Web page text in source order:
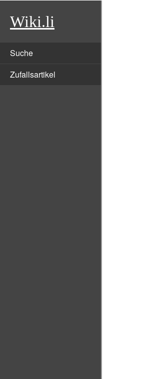
Wiki.li
Suche
Zufallsartikel